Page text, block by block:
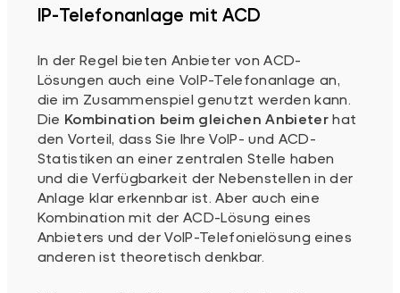
IP-Telefonanlage mit ACD
In der Regel bieten Anbieter von ACD-
Lösungen auch eine VoIP-Telefonanlage an,
die im Zusammenspiel genutzt werden kann.
Die Kombination beim gleichen Anbieterhat
den Vorteil, dass Sie Ihre VoIP- und ACD-
Statistiken an einer zentralen Stelle haben
und die Verfügbarkeit der Nebenstellen in der
Anlage klar erkennbar ist. Aber auch eine
Kombination mit der ACD-Lösung eines
Anbieters und der VoIP-Telefonielösung eines
anderen ist theoretisch denkbar.